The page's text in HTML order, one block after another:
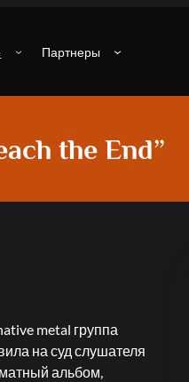
Партнеры
the End”
metal группа
на суд слушателя
альбом,